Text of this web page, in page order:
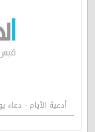
أدعية الأيام -